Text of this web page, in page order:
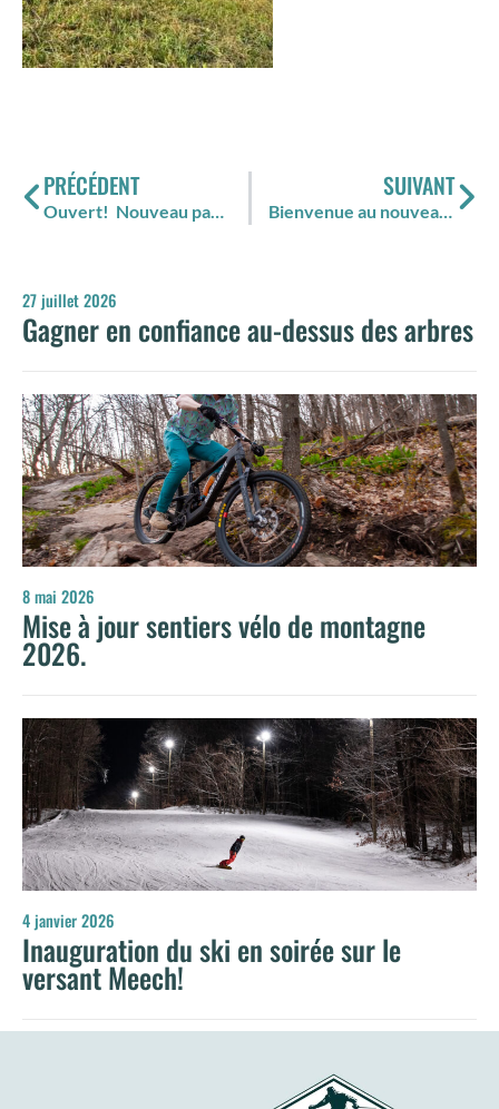
PRÉCÉDENT
Ouvert! Nouveau parc pour vélo de montagne!
SUIVANT
Bienvenue au nouveau Pub!
27 juillet 2026
Gagner en confiance au-dessus des arbres
8 mai 2026
Mise à jour sentiers vélo de montagne
2026.
4 janvier 2026
Inauguration du ski en soirée sur le
versant Meech!